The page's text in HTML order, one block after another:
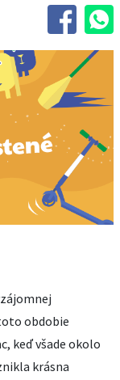
obdobie
keď všade okolo
krásna